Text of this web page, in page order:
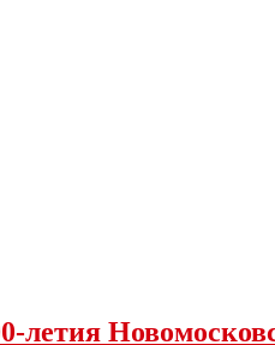
летия